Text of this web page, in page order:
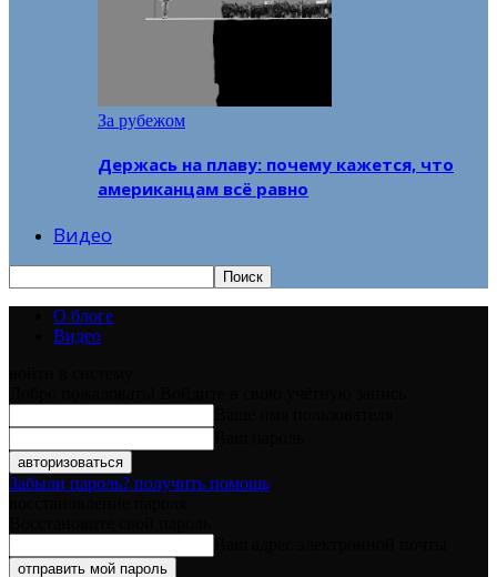
За рубежом
Держась на плаву: почему кажется, что
американцам всё равно
Видео
О блоге
Видео
Забыли пароль? получить помощь